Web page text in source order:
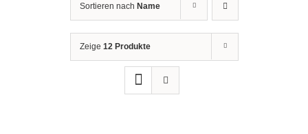
Sortieren nach Name
Zeige 12 Produkte